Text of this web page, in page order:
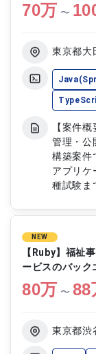
活用した
コーデ
ューおよ
70万 〜
東京都大
【案件
管理・公
構築案件
アプリケ
種試験ま
ウド環境
ていた
向上や機
【作業内
Webアプ
を用いた
件整理
の実施お
NEW
【Ruby】福祉
ービスのバック
80万 〜 88
東京都渋